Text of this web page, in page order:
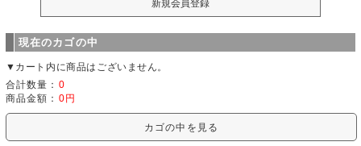
現在のカゴの中
▼カート内に商品はございません。
合計数量： 0
商品金額： 0円
カゴの中を見る